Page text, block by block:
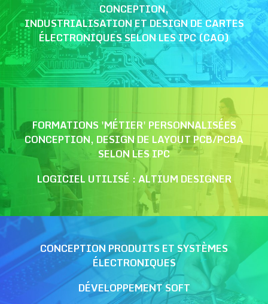
CONCEPTION,
INDUSTRIALISATION ET DESIGN DE CARTES
ÉLECTRONIQUES SELON LES IPC (CAO)
FORMATIONS 'MÉTIER' PERSONNALISÉES
CONCEPTION, DESIGN DE LAYOUT PCB/PCBA
SELON LES IPC
LOGICIEL UTILISÉ : ALTIUM DESIGNER
CONCEPTION PRODUITS ET SYSTÈMES
ÉLECTRONIQUES
DÉVELOPPEMENT SOFT